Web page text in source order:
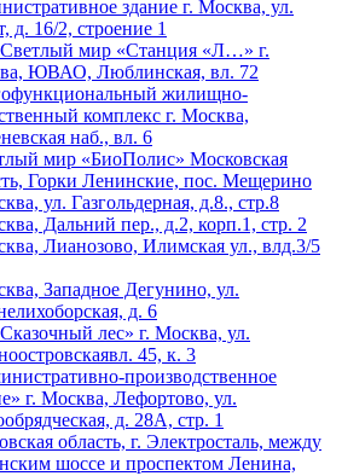
здание г. Москва, ул.
д. 16/2, строение 1
мир «Станция «Л…» г.
ЮВАО, Люблинская, вл. 72
жилищно-
комплекс г. Москва,
наб., вл. 6
мир «БиоПолис» Московская
Горки Ленинские, пос. Мещерино
ул. Газгольдерная, д.8., стр.8
Дальний пер., д.2, корп.1, стр. 2
Лианозово, Илимская ул., влд.3/5
Западное Дегунино, ул.
д. 6
лес» г. Москва, ул.
45, к. 3
производственное
г. Москва, Лефортово, ул.
д. 28А, стр. 1
область, г. Электросталь, между
шоссе и проспектом Ленина,